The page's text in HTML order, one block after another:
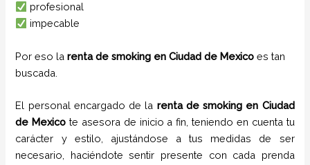
profesional
impecable
Por eso larenta de smoking en Ciudad de Mexicoes tan
buscada.
El personal encargado de la renta de smoking en Ciudad
de Mexico te asesora de inicio a fin, teniendo en cuenta tu
carácter y estilo, ajustándose a tus medidas de ser
necesario, haciéndote sentir presente con cada prenda